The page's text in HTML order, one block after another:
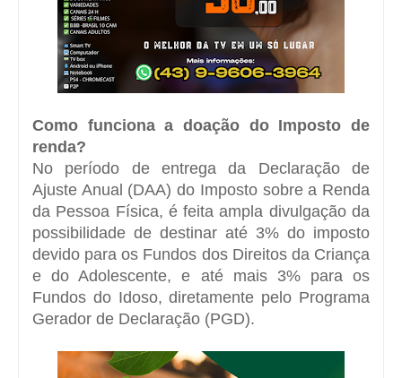
Como funciona a doação do Imposto de
renda?
No período de entrega da Declaração de
Ajuste Anual (DAA) do Imposto sobre a Renda
da Pessoa Física, é feita ampla divulgação da
possibilidade de destinar até 3% do imposto
devido para os Fundos dos Direitos da Criança
e do Adolescente, e até mais 3% para os
Fundos do Idoso, diretamente pelo Programa
Gerador de Declaração (PGD).